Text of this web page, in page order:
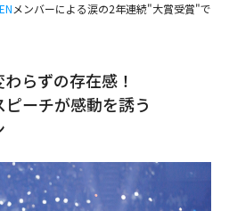
メンバーによる涙の2年連続"大賞受賞"で
らずの存在感！
ーチが感動を誘う